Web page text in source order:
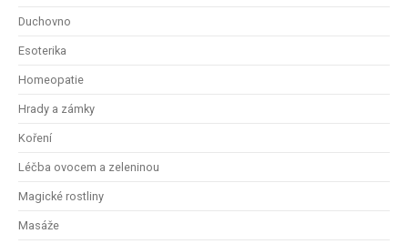
Duchovno
Esoterika
Homeopatie
Hrady a zámky
Koření
Léčba ovocem a zeleninou
Magické rostliny
Masáže